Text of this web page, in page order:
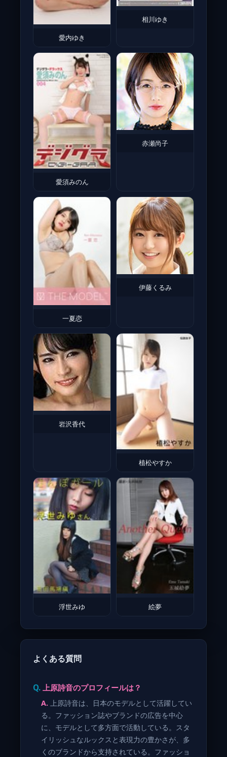
愛内ゆき
相川ゆき
愛須みのん
赤瀬尚子
一夏恋
伊藤くるみ
岩沢香代
植松やすか
浮世みゆ 絵夢
よくある質問
上原詩音のプロフィールは？
上原詩音は、日本のモデルとして活躍してい
る。ファッション誌やブランドの広告を中心
に、モデルとして多方面で活動している。スタ
イリッシュなルックスと表現力の豊かさが、多
くのブランドから支持されている。ファッショ